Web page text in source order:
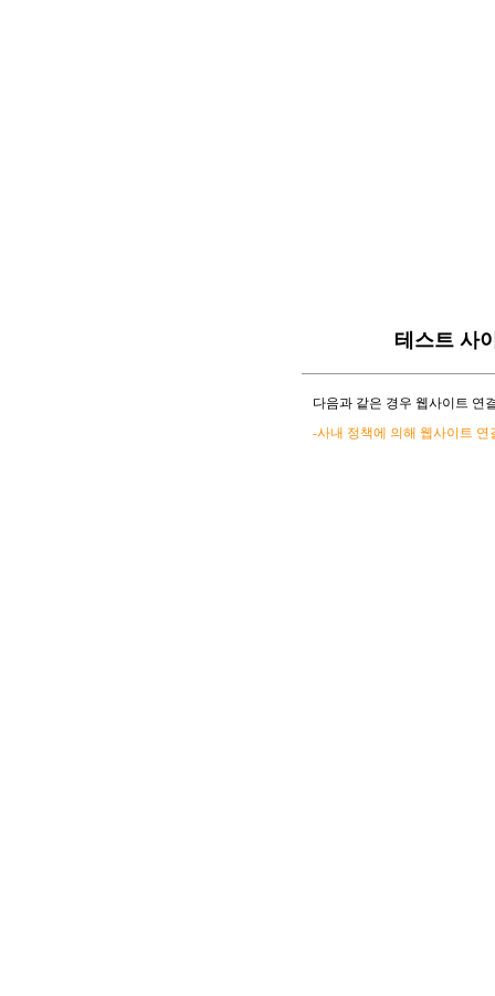
테스트 사
다음과 같은 경우 웹사이트 연
-사내 정책에 의해 웹사이트